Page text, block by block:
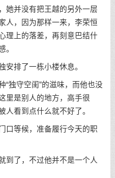
她并没有把王越的另外一层
人，因为那样一来，李荣恒
理上的落差，再刻意巴结什
。
安排了一栋小楼休息。
“独守空闺”的滋味，而他也没
里是别人的地方，高手很
人看到点什么就不好了。
口等候，准备履行今天的职
到了，不过他并不是一个人